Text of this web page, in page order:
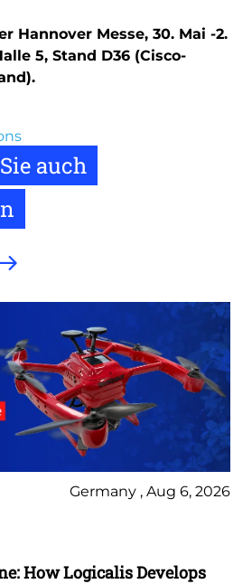
Hannover Messe, 30. Mai -2.
5, Stand D36 (Cisco-
auch
Germany , Aug 6, 2026
How Logicalis Develops